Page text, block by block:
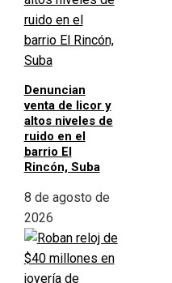
Denuncian
venta de licor y
altos niveles de
ruido en el
barrio El
Rincón, Suba
8 de agosto de
2026